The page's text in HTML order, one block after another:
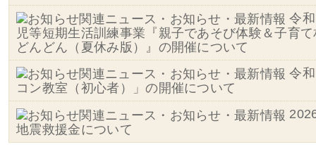
令
児等短期生活訓練事業『親子であそび体験＆子育
どんどん（夏休み版）』の開催について
令
コン教室（初心者）」の開催について
地震救援金について